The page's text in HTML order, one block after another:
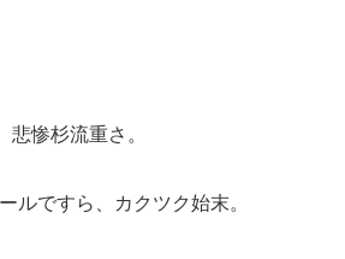
惨杉流重さ。
ルですら、カクツク始末。